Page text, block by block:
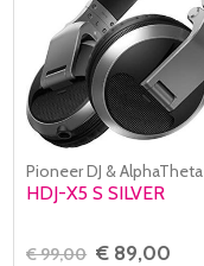
Pioneer DJ & AlphaTheta
HDJ-X5 S SILVER
€ 99,00 € 89,00